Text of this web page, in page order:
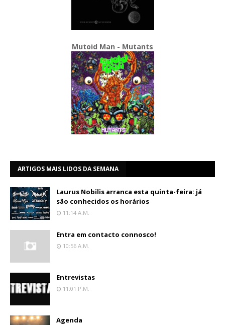
Mutoid Man - Mutants
ARTIGOS MAIS LIDOS DA SEMANA
Laurus Nobilis arranca esta quinta-feira: já
são conhecidos os horários
11:14 A.m.
Entra em contacto connosco!
10:56 A.m.
Entrevistas
11:01 P.m.
Agenda